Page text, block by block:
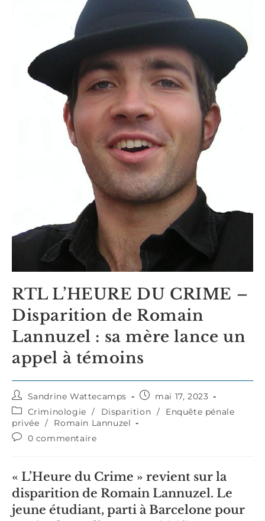
RTL L’HEURE DU CRIME –
Disparition de Romain
Lannuzel : sa mère lance un
appel à témoins
Auteur/autrice
de
la
publication :
Sandrine Wattecamps
Publication
publiée :
mai 17, 2023
Post
category:
Criminologie / Disparition /
Enquête pénale
privée /
Romain Lannuzel
Commentaires
publication :
0 commentaire
« L’Heure du Crime » revient sur la
disparition de Romain Lannuzel. Le
jeune étudiant, parti à Barcelone pour